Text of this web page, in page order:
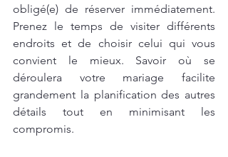
obligé(e) de réserver immédiatement.
Prenez le temps de visiter différents
endroits et de choisir celui qui vous
convient le mieux. Savoir où se
déroulera votre mariage facilite
grandement la planification des autres
détails tout en minimisant les
compromis.